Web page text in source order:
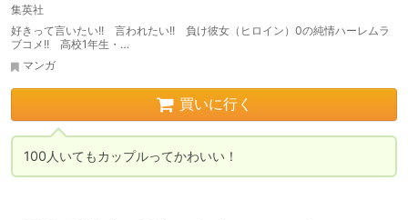
集英社
好きって言いたい!! 言われたい!! 負け彼女（ヒロイン）0の純情ハーレムラ
ブコメ!! 高校1年生・…
マンガ
買いに行く
100人いてもカップルってかわいい！